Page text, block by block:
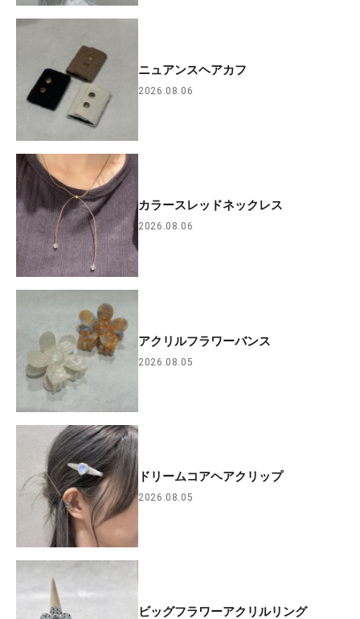
ニュアンスヘアカフ
2026.08.06
カラースレッドネックレス
2026.08.06
アクリルフラワーバンス
2026.08.05
ドリームコアヘアクリップ
2026.08.05
ビッグフラワーアクリルリング